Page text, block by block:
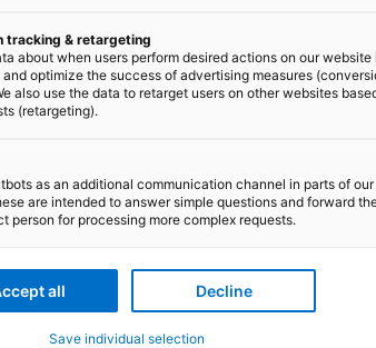
um neuen
Zum 1. Januar 2026
im Tochterunternehmen des IT-
und den Betrieb der Afida SaaS-
komplexer Migrationen auf die
Bestandsverträgen in der
der Kompositversicherung zum
tracking & retargeting
about when users perform desired actions on our website
optimize the success of advertising measures
also use the data to retarget users on other websites
(retargeting).
as an additional communication channel in parts of our
are intended to answer simple questions and forward
person for processing more complex requests.
all Decline
Save individual selection